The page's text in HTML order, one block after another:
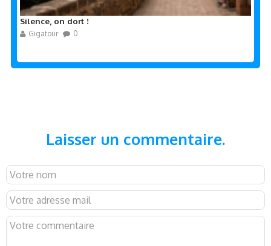
Silence, on dort !
Gigatour 0
Laisser un commentaire.